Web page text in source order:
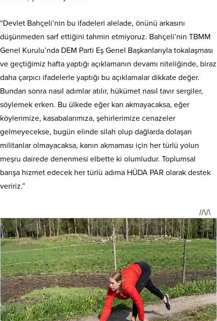
“Devlet Bahçeli’nin bu ifadeleri alelade, önünü arkasını
düşünmeden sarf ettiğini tahmin etmiyoruz. Bahçeli’nin TBMM
Genel Kurulu’nda DEM Parti Eş Genel Başkanlarıyla tokalaşması
ve geçtiğimiz hafta yaptığı açıklamanın devamı niteliğinde, biraz
daha çarpıcı ifadelerle yaptığı bu açıklamalar dikkate değer.
Bundan sonra nasıl adımlar atılır, hükümet nasıl tavır sergiler,
söylemek erken. Bu ülkede eğer kan akmayacaksa, eğer
köylerimize, kasabalarımıza, şehirlerimize cenazeler
gelmeyecekse, bugün elinde silah olup dağlarda dolaşan
militanlar olmayacaksa, kanın akmaması için her türlü yolun
meşru dairede denenmesi elbette ki olumludur. Toplumsal
barışa hizmet edecek her türlü adıma HÜDA PAR olarak destek
veririz.”